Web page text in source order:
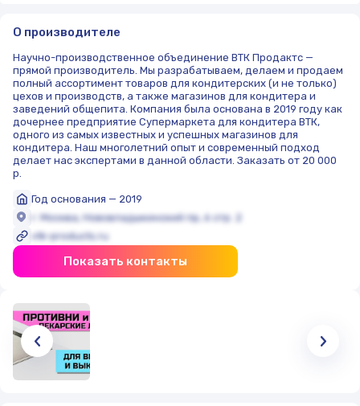
О производителе
Научно-производственное объединение ВТК Продактс —
прямой производитель. Мы разрабатываем, делаем и продаем
полный ассортимент товаров для кондитерских (и не только)
цехов и производств, а также магазинов для кондитера и
заведений общепита. Компания была основана в 2019 году как
дочернее предприятие Супермаркета для кондитера ВТК,
одного из самых известных и успешных магазинов для
кондитера. Наш многолетний опыт и современный подход
делает нас экспертами в данной области. Заказать от 20 000
р.
Год основания — 2019
г. Москва, Нововладыкинский пр, 6 стр. 2
vtk-products.ru
Показать контакты